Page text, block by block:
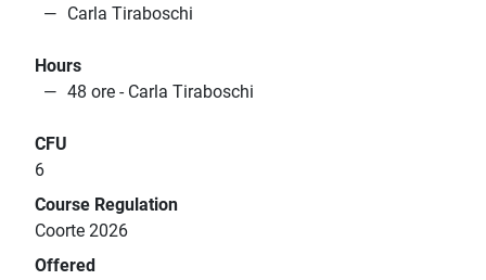
Carla Tiraboschi
Hours
48 ore - Carla Tiraboschi
CFU
6
Course Regulation
Coorte 2026
Offered